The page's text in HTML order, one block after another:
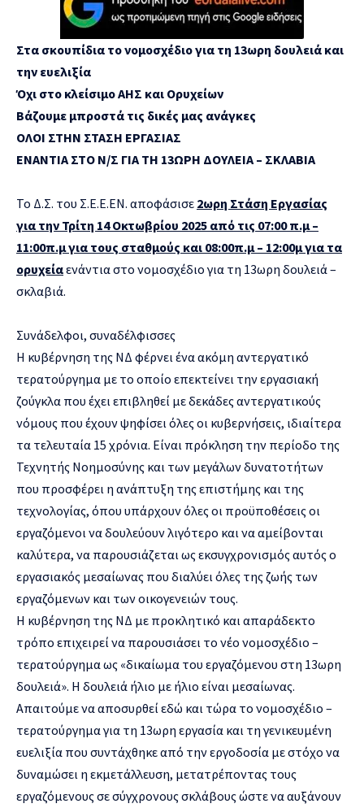
Στα σκουπίδια το νομοσχέδιο για τη 13ωρη δουλειά και
την ευελιξία
Όχι στο κλείσιμο ΑΗΣ και Ορυχείων
Βάζουμε μπροστά τις δικές μας ανάγκες
ΟΛΟΙ ΣΤΗΝ ΣΤΑΣΗ ΕΡΓΑΣΙΑΣ
ΕΝΑΝΤΙΑ ΣΤΟ Ν/Σ ΓΙΑ ΤΗ 13ΩΡΗ ΔΟΥΛΕΙΑ – ΣΚΛΑΒΙΑ
Το Δ.Σ. του Σ.Ε.Ε.ΕΝ. αποφάσισε 2ωρη Στάση Εργασίας
για την Τρίτη 14 Οκτωβρίου 2025 από τις 07:00 π.μ –
11:00π.μ για τους σταθμούς και 08:00π.μ – 12:00μ για τα
ορυχείαενάντια στο νομοσχέδιο για τη 13ωρη δουλειά –
σκλαβιά.
Συνάδελφοι, συναδέλφισσες
Η κυβέρνηση της ΝΔ φέρνει ένα ακόμη αντεργατικό
τερατούργημα με το οποίο επεκτείνει την εργασιακή
ζούγκλα που έχει επιβληθεί με δεκάδες αντεργατικούς
νόμους που έχουν ψηφίσει όλες οι κυβερνήσεις, ιδιαίτερα
τα τελευταία 15 χρόνια. Είναι πρόκληση την περίοδο της
Τεχνητής Νοημοσύνης και των μεγάλων δυνατοτήτων
που προσφέρει η ανάπτυξη της επιστήμης και της
τεχνολογίας, όπου υπάρχουν όλες οι προϋποθέσεις οι
εργαζόμενοι να δουλεύουν λιγότερο και να αμείβονται
καλύτερα, να παρουσιάζεται ως εκσυγχρονισμός αυτός ο
εργασιακός μεσαίωνας που διαλύει όλες της ζωής των
εργαζόμενων και των οικογενειών τους.
Η κυβέρνηση της ΝΔ με προκλητικό και απαράδεκτο
τρόπο επιχειρεί να παρουσιάσει το νέο νομοσχέδιο –
τερατούργημα ως «δικαίωμα του εργαζόμενου στη 13ωρη
δουλειά». Η δουλειά ήλιο με ήλιο είναι μεσαίωνας.
Απαιτούμε να αποσυρθεί εδώ και τώρα το νομοσχέδιο –
τερατούργημα για τη 13ωρη εργασία και τη γενικευμένη
ευελιξία που συντάχθηκε από την εργοδοσία με στόχο να
δυναμώσει η εκμετάλλευση, μετατρέποντας τους
εργαζόμενους σε σύγχρονους σκλάβους ώστε να αυξάνουν